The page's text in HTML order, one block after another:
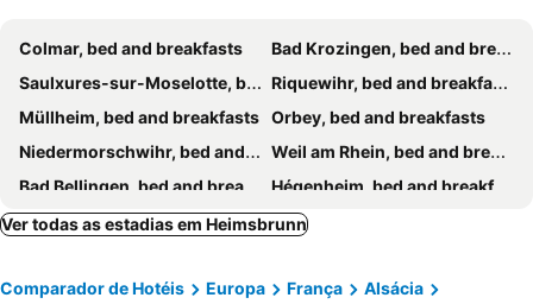
Colmar, bed and breakfasts
Bad Krozingen, bed and breakfasts
Saulxures-sur-Moselotte, bed and breakfasts
Riquewihr, bed and breakfasts
Müllheim, bed and breakfasts Orbey, bed and breakfasts
Niedermorschwihr, bed and breakfasts
Weil am Rhein, bed and breakfasts
Bad Bellingen, bed and breakfasts
Hégenheim, bed and breakfasts
La Bresse, bed and breakfasts Hésingue, bed and breakfasts
Eguisheim, bed and breakfasts
Basileia, bed and breakfasts
Ver todas as estadias em Heimsbrunn
Comparador de Hotéis Europa França
Alsácia